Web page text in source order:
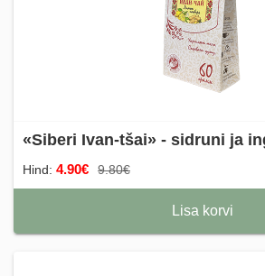
«Siberi Ivan-tšai» - sidruni ja
Hind: 4.90€ 9.80€
Lisa korvi